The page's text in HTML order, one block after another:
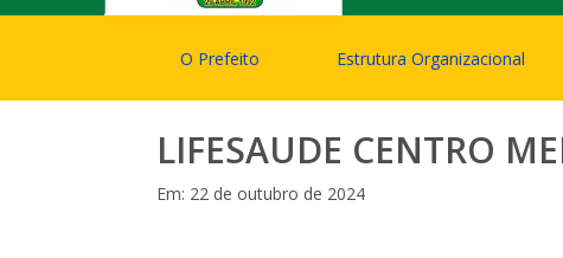
O Prefeito Estrutura Organizacional
LIFESAUDE CENTRO
Em: 22 de outubro de 2024